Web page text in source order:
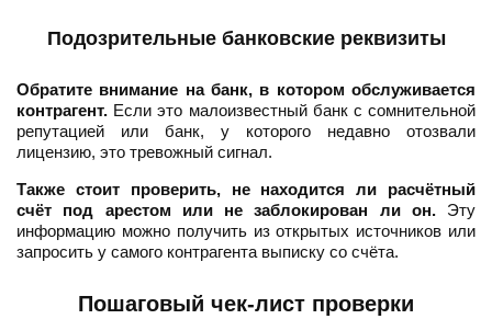
Подозрительные банковские реквизиты
Обратите внимание на банк, в котором обслуживается
контрагент. Если это малоизвестный банк с сомнительной
репутацией или банк, у которого недавно отозвали
лицензию, это тревожный сигнал.
Также стоит проверить, не находится ли расчётный
счёт под арестом или не заблокирован ли он.Эту
информацию можно получить из открытых источников или
запросить у самого контрагента выписку со счёта.
Пошаговый чек-лист проверки